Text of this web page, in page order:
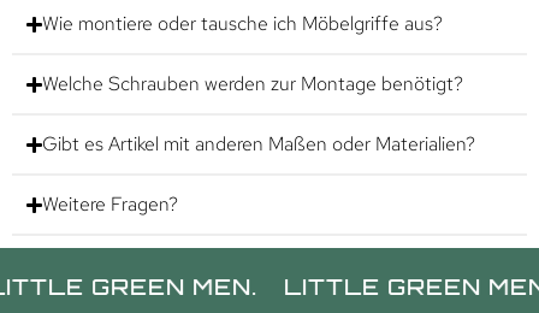
Wie montiere oder tausche ich Möbelgriffe aus?
Welche Schrauben werden zur Montage benötigt?
Gibt es Artikel mit anderen Maßen oder Materialien?
Weitere Fragen?
MEN. LITTLE GREEN MEN.